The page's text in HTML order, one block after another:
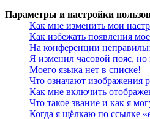
Параметры и настройки
Как мне изменить мои
Как избежать появления
На конференции
Я изменил часовой пояс, но
Моего языка нет в списке!
Что означают изображения
Как мне включить
Что такое звание и как я
Когда я щёлкаю по ссылке